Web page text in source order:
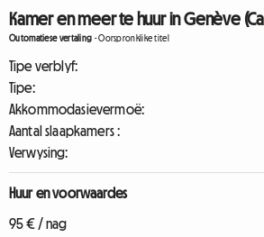
Kamer en meer te huur in Genève
Outomatiese vertaling -Oorspronklike titel
Tipe verblyf:
Tipe:
Akkommodasievermoë:
Aantal slaapkamers :
Verwysing:
Huur en voorwaardes
95 € / nag